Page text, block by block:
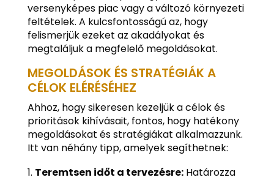
versenyképes piac vagy a változó környezeti
feltételek. A kulcsfontosságú az, hogy
felismerjük ezeket az akadályokat és
megtaláljuk a megfelelő megoldásokat.
MEGOLDÁSOK ÉS STRATÉGIÁK A
CÉLOK ELÉRÉSÉHEZ
Ahhoz, hogy sikeresen kezeljük a célok és
prioritások kihívásait, fontos, hogy hatékony
megoldásokat és stratégiákat alkalmazzunk.
Itt van néhány tipp, amelyek segíthetnek:
Teremtsen időt a tervezésre:Határozza